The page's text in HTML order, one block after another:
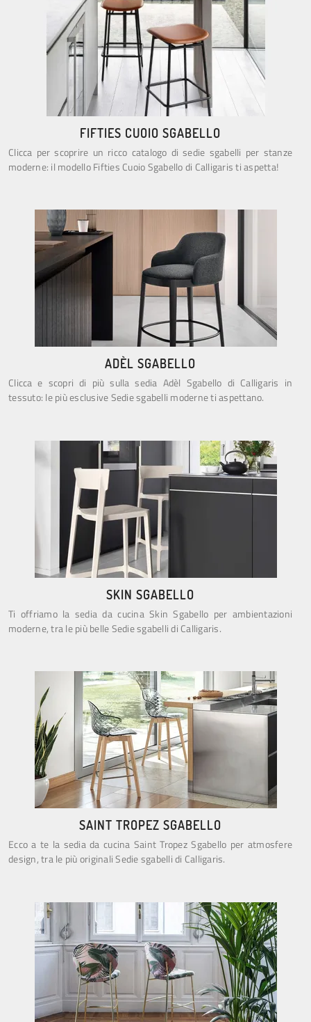
FIFTIES CUOIO SGABELLO
Clicca per scoprire un ricco catalogo di sedie sgabelli per stanze
moderne: il modello Fifties Cuoio Sgabello di Calligaris ti aspetta!
ADÈL SGABELLO
Clicca e scopri di più sulla sedia Adèl Sgabello di Calligaris in
tessuto: le più esclusive Sedie sgabelli moderne ti aspettano.
SKIN SGABELLO
Ti offriamo la sedia da cucina Skin Sgabello per ambientazioni
moderne, tra le più belle Sedie sgabelli di Calligaris.
SAINT TROPEZ SGABELLO
Ecco a te la sedia da cucina Saint Tropez Sgabello per atmosfere
design, tra le più originali Sedie sgabelli di Calligaris.